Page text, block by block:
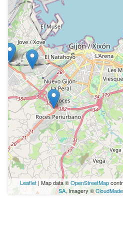
Leaflet | Map data ©OpenStreetMap
SA, Imagery ©CloudMade